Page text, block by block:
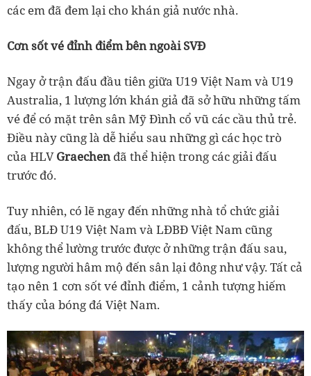
các em đã đem lại cho khán giả nước nhà.
Cơn sốt vé đỉnh điểm bên ngoài SVĐ
Ngay ở trận đấu đầu tiên giữa U19 Việt Nam và U19
Australia, 1 lượng lớn khán giả đã sở hữu những tấm
vé để có mặt trên sân Mỹ Đình cổ vũ các cầu thủ trẻ.
Điều này cũng là dễ hiểu sau những gì các học trò
của HLVGraechenđã thể hiện trong các giải đấu
trước đó.
Tuy nhiên, có lẽ ngay đến những nhà tổ chức giải
đấu, BLĐ U19 Việt Nam và LĐBĐ Việt Nam cũng
không thể lường trước được ở những trận đấu sau,
lượng người hâm mộ đến sân lại đông như vậy. Tất cả
tạo nên 1 cơn sốt vé đỉnh điểm, 1 cảnh tượng hiếm
thấy của bóng đá Việt Nam.